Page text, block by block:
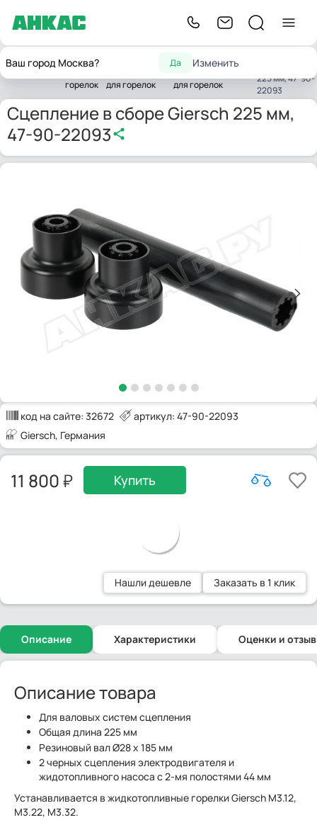
Ваш город Москва? Да Изменить
Главная
Запчасти
горелок
для горелок
Запчасти
для горелок
225 мм, 47-90-
22093
Сцепление в сборе Giersch 225 мм,
47-90-22093
код на сайте: 32672
артикул: 47-90-22093
Giersch, Германия
11 800 Купить
Нашли дешевле Заказать в 1 клик
Описание Характеристики Оценки и
Описание товара
Для валовых систем сцепления
Общая длина 225 мм
Резиновый вал Ø28 x 185 мм
2 черных сцепления электродвигателя и
жидотопливного насоса с 2-мя полостями 44 мм
Устанавливается в жидкотопливные горелки Giersch M3.12,
M3.22, M3.32.